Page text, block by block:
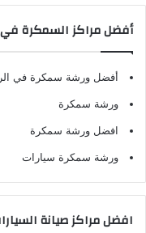
أفضل مراكز السمكرة في
أفضل ورشة سمكرة في
ورشة سمكرة
افضل ورشة سمكرة
ورشة سمكرة سيارات
افضل مراكز صيانة